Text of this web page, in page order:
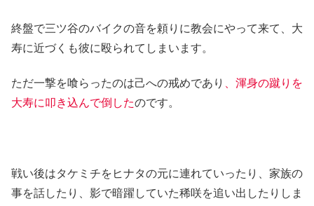
終盤で三ツ谷のバイクの音を頼りに教会にやって来て、大
寿に近づくも彼に殴られてしまいます。
ただ一撃を喰らったのは己への戒めであり
、渾身の蹴りを
大寿に叩き込んで倒したのです。
戦い後はタケミチをヒナタの元に連れていったり、家族の
事を話したり、影で暗躍していた稀咲を追い出したりしま